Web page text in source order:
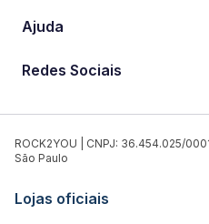
Ajuda
Redes Sociais
ROCK2YOU | CNPJ: 36.454.025/
São Paulo
Lojas oficiais